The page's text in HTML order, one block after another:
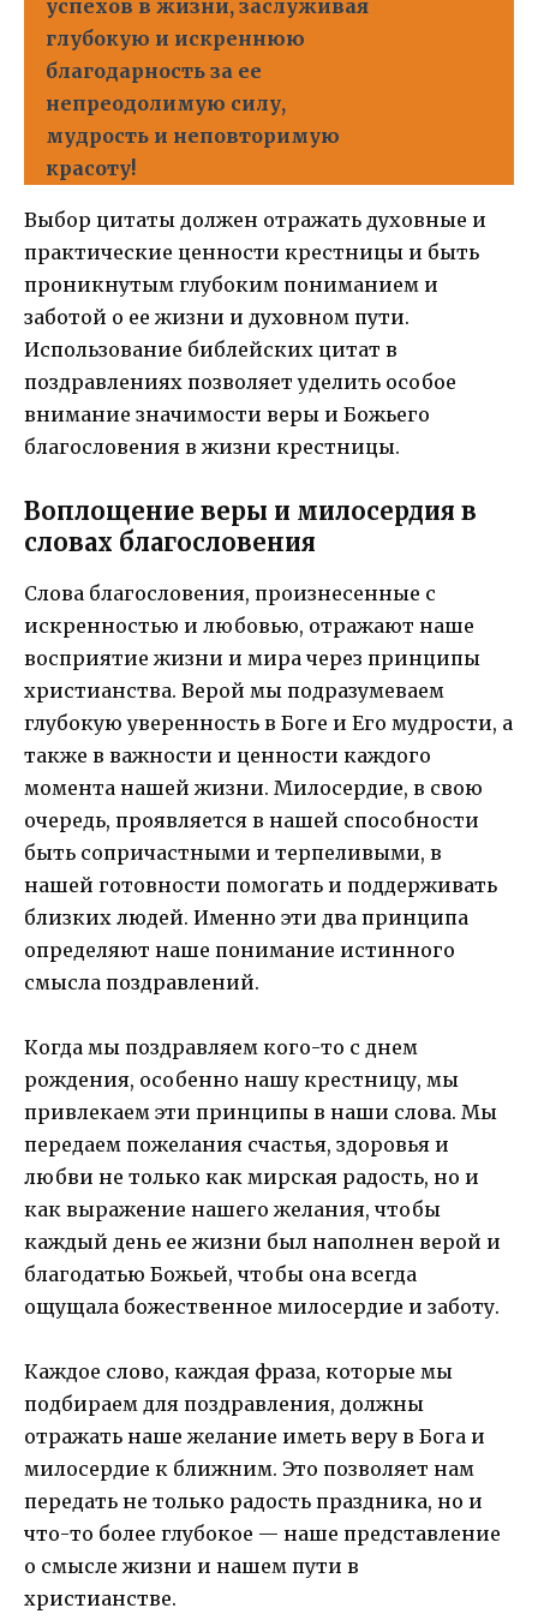
успехов в жизни, заслуживая
глубокую и искреннюю
благодарность за ее
непреодолимую силу,
мудрость и неповторимую
красоту!
Выбор цитаты должен отражать духовные и
практические ценности крестницы и быть
проникнутым глубоким пониманием и
заботой о ее жизни и духовном пути.
Использование библейских цитат в
поздравлениях позволяет уделить особое
внимание значимости веры и Божьего
благословения в жизни крестницы.
Воплощение веры и милосердия в
словах благословения
Слова благословения, произнесенные с
искренностью и любовью, отражают наше
восприятие жизни и мира через принципы
христианства. Верой мы подразумеваем
глубокую уверенность в Боге и Его мудрости, а
также в важности и ценности каждого
момента нашей жизни. Милосердие, в свою
очередь, проявляется в нашей способности
быть сопричастными и терпеливыми, в
нашей готовности помогать и поддерживать
близких людей. Именно эти два принципа
определяют наше понимание истинного
смысла поздравлений.
Когда мы поздравляем кого-то с днем
рождения, особенно нашу крестницу, мы
привлекаем эти принципы в наши слова. Мы
передаем пожелания счастья, здоровья и
любви не только как мирская радость, но и
как выражение нашего желания, чтобы
каждый день ее жизни был наполнен верой и
благодатью Божьей, чтобы она всегда
ощущала божественное милосердие и заботу.
Каждое слово, каждая фраза, которые мы
подбираем для поздравления, должны
отражать наше желание иметь веру в Бога и
милосердие к ближним. Это позволяет нам
передать не только радость праздника, но и
что-то более глубокое — наше представление
о смысле жизни и нашем пути в
христианстве.